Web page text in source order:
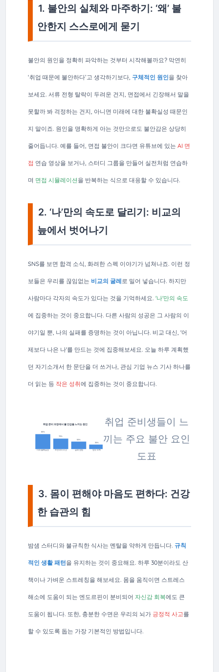
1. 불안의 실체와 마주하기: ‘왜’ 불
안한지 스스로에게 묻기
불안의 원인을 정확히 파악하는 것부터 시작해볼까요? 막연히
‘취업 때문에 불안하다’고 생각하기보다, 구체적인 원인을 찾아
보세요. 서류 전형 탈락이 두려운 건지, 면접에서 긴장해서 말을
못할까 봐 걱정하는 건지, 아니면 미래에 대한 불확실성 때문인
지 말이죠. 원인을 명확하게 아는 것만으로도 불안감은 상당히
줄어듭니다. 예를 들어, 면접 불안이 크다면 유튜브에 있는 AI 면
접 연습 영상을 보거나, 스터디 그룹을 만들어 실전처럼 연습하
며 면접 시뮬레이션을 반복하는 식으로 대응할 수 있습니다.
2. ‘나’만의 속도로 달리기: 비교의
늪에서 벗어나기
SNS를 보면 합격 소식, 화려한 스펙 이야기가 넘쳐나죠. 이런 정
보들은 우리를 끊임없는 비교의 굴레 로 밀어 넣습니다. 하지만
사람마다 각자의 속도가 있다는 것을 기억하세요. '나'만의 속도
에 집중하는 것이 중요합니다. 다른 사람의 성공은 그 사람의 이
야기일 뿐, 나의 실패를 증명하는 것이 아닙니다. 비교 대신, '어
제보다 나은 나'를 만드는 것에 집중해보세요. 오늘 하루 계획했
던 자기소개서 한 문단을 더 쓰거나, 관심 기업 뉴스 기사 하나를
더 읽는 등 작은 성취에 집중하는 것이 중요합니다.
취업 준비 과정에서 불안감을 느끼는 원인
미래 불확실성
85%
주변과의 비교
70%
실패 경험
55%
정보 부족
35%
취업 준비생들이 느
끼는 주요 불안 요인
도표
3. 몸이 편해야 마음도 편하다: 건강
한 습관의 힘
밤샘 스터디와 불규칙한 식사는 멘탈을 약하게 만듭니다. 규칙
적인 생활 패턴을 유지하는 것이 중요해요. 하루 30분이라도 산
책이나 가벼운 스트레칭을 해보세요. 몸을 움직이면 스트레스
해소에 도움이 되는 엔도르핀이 분비되어 자신감 회복에도 큰
도움이 됩니다. 또한, 충분한 수면은 우리의 뇌가 긍정적 사고를
할 수 있도록 돕는 가장 기본적인 방법입니다.